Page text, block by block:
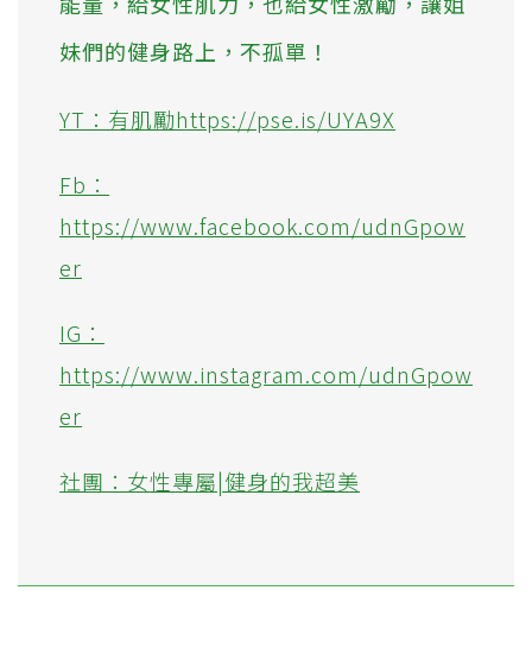
妹們的健身路上，不孤單！
YT：有肌勵https://pse.is/UYA9X
Fb：
https://www.facebook.com/udnGpow
er
IG：
https://www.instagram.com/udnGpow
er
社團：女性專屬|健身的我超美